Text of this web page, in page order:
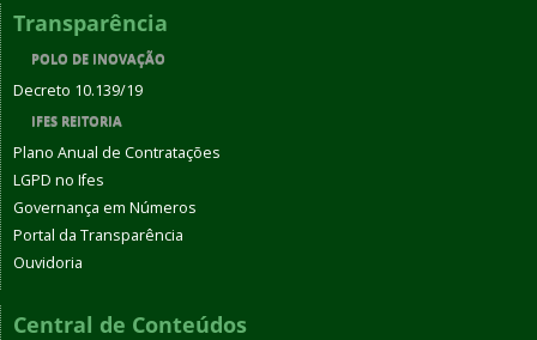
Transparência
POLO DE INOVAÇÃO
Decreto 10.139/19
IFES REITORIA
Plano Anual de Contratações
LGPD no Ifes
Governança em Números
Portal da Transparência
Ouvidoria
Central de Conteúdos